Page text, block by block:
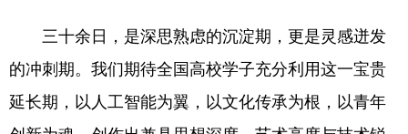
三十余日，是深思熟虑的沉淀期，更是灵感迸发
的冲刺期。我们期待全国高校学子充分利用这一宝贵
延长期，以人工智能为翼，以文化传承为根，以青年